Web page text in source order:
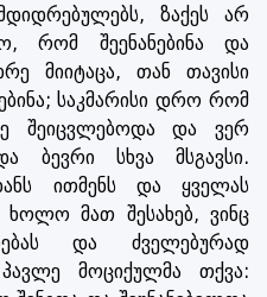
ზაქეს არ
რომ შეენანებინა და
მიიტაცა, თან თავისი
საკმარისი დრო რომ
შეიცვლებოდა და ვერ
ბევრი სხვა მსგავსი.
ითმენს და ყველას
ხოლო მათ შესახებ, ვინც
და ძველებურად
მოციქულმა თქვა: